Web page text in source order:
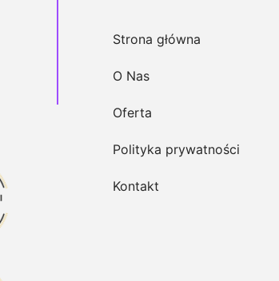
Strona główna
O Nas
Oferta
Polityka prywatności
Kontakt